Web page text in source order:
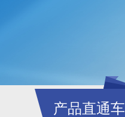
产品直通车